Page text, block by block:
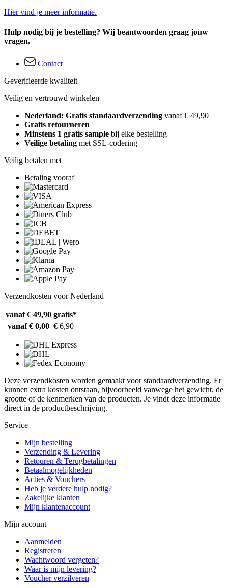
Hier vind je meer informatie.
Hulp nodig bij je bestelling? Wij beantwoorden graag jouw
vragen.
Contact
Geverifieerde kwaliteit
Veilig en vertrouwd winkelen
Nederland: Gratis standaardverzending vanaf € 49,90
Gratis retourneren
Minstens 1 gratis sample bij elke bestelling
Veilige betaling met SSL-codering
Veilig betalen met
Betaling vooraf
Verzendkosten voor Nederland
vanaf € 49,90 gratis*
vanaf € 0,00 € 6,90
Deze verzendkosten worden gemaakt voor standaardverzending. Er
kunnen extra kosten ontstaan, bijvoorbeeld vanwege het gewicht, de
grootte of de kenmerken van de producten. Je vindt deze informatie
direct in de productbeschrijving.
Service
Mijn bestelling
Verzending & Levering
Retouren & Terugbetalingen
Betaalmogelijkheden
Acties & Vouchers
Heb je verdere hulp nodig?
Zakelijke klanten
Mijn klantenaccount
Mijn account
Aanmelden
Registreren
Wachtwoord vergeten?
Waar is mijn levering?
Voucher verzilveren